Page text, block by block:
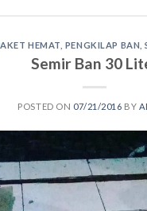
HEMAT PENGKILAP BAN ,
Semir Ban 30
POSTED ON 07/21/2016 BY